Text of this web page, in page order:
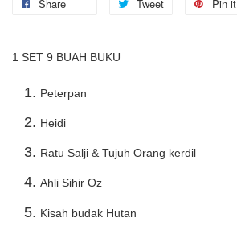
Share Tweet Pin it
1 SET 9 BUAH BUKU
Peterpan
Heidi
Ratu Salji & Tujuh Orang kerdil
Ahli Sihir Oz
Kisah budak Hutan